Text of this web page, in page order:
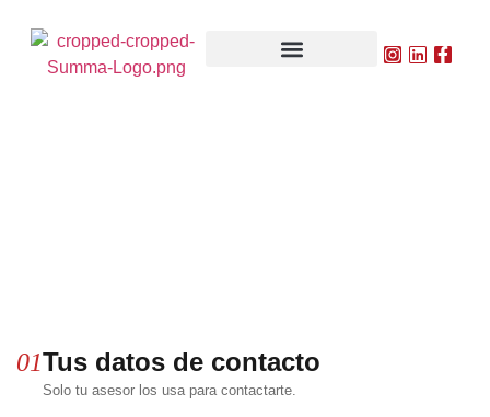
01Tus datos de contacto
Solo tu asesor los usa para contactarte.